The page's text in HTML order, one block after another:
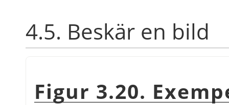
4.5. Beskär en bild
Figur 3.20.